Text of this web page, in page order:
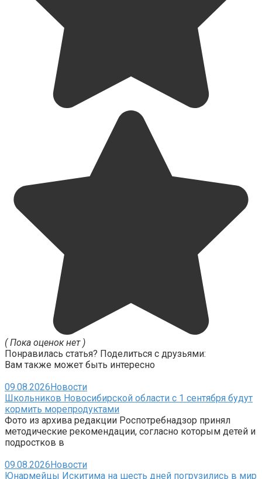
( Пока оценок нет )
Понравилась статья? Поделиться с друзьями:
Вам также может быть интересно
09.08.2026Новости
Школьников Новосибирской области с 1 сентября будут
кормить морепродуктами
Фото из архива редакции Роспотребнадзор принял
методические рекомендации, согласно которым детей и
подростков в
09.08.2026Новости
Юнармейцы Искитима на шесть дней погрузились в мир